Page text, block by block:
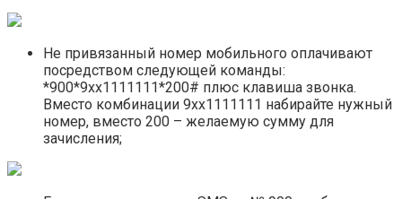
Не привязанный номер мобильного оплачивают
посредством следующей команды:
*900*9хх1111111*200# плюс клавиша звонка.
Вместо комбинации 9хх1111111 набирайте нужный
номер, вместо 200 – желаемую сумму для
зачисления;